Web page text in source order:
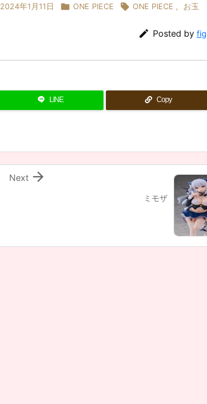
2024年1月11日  ONE PIECE  ONE PIECE , お玉
 Posted by fig
LINE Copy
ミモザ

Next